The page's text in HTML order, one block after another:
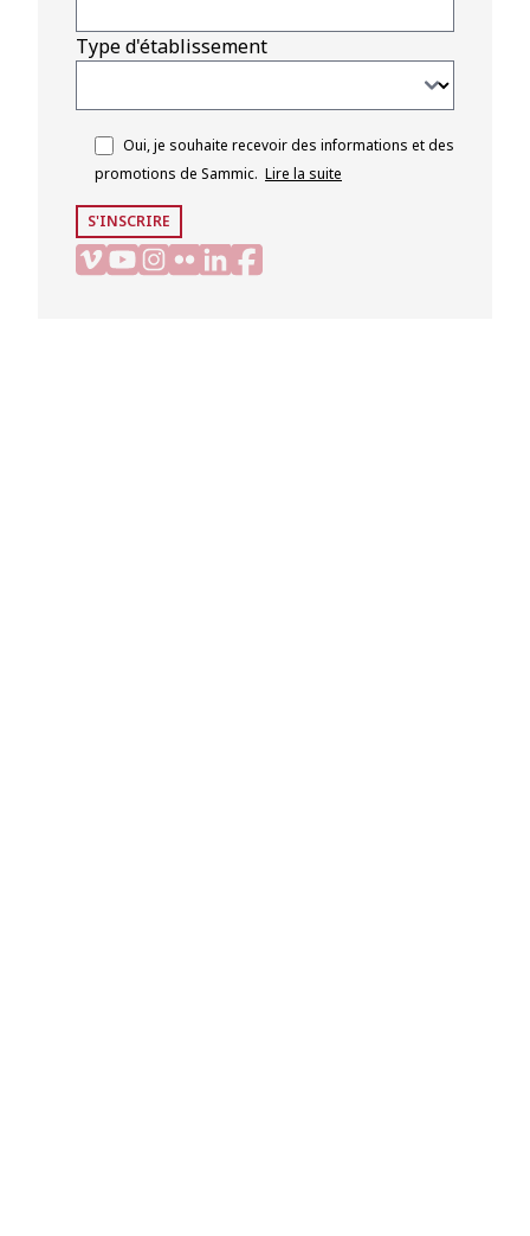
Type d'établissement
Oui, je souhaite recevoir des informations et des
promotions de Sammic. Lire la suite
S'INSCRIRE